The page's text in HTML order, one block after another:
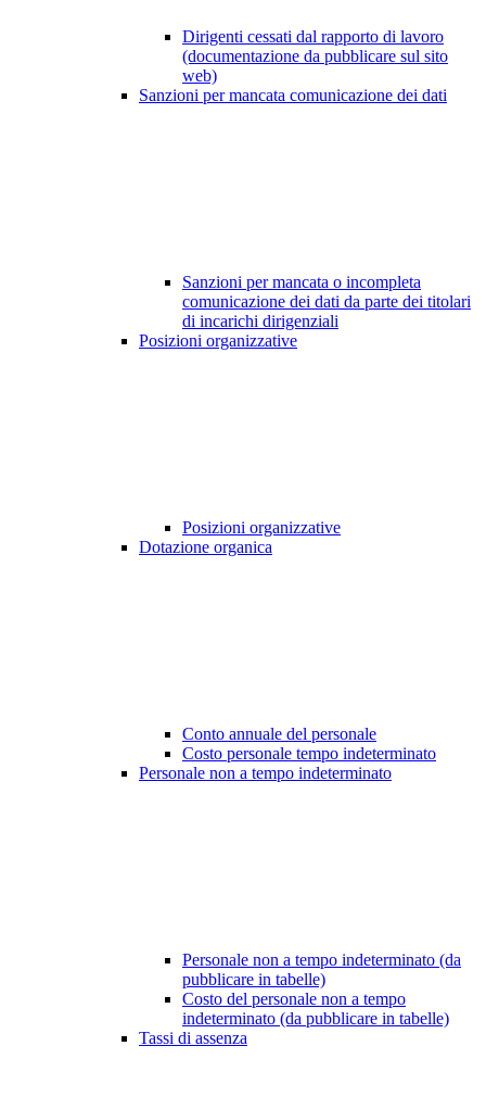
Dirigenti cessati dal rapporto di lavoro
(documentazione da pubblicare sul sito
web)
Sanzioni per mancata comunicazione dei dati
Sanzioni per mancata o incompleta
comunicazione dei dati da parte dei titolari
di incarichi dirigenziali
Posizioni organizzative
Posizioni organizzative
Dotazione organica
Conto annuale del personale
Costo personale tempo indeterminato
Personale non a tempo indeterminato
Personale non a tempo indeterminato (da
pubblicare in tabelle)
Costo del personale non a tempo
indeterminato (da pubblicare in tabelle)
Tassi di assenza